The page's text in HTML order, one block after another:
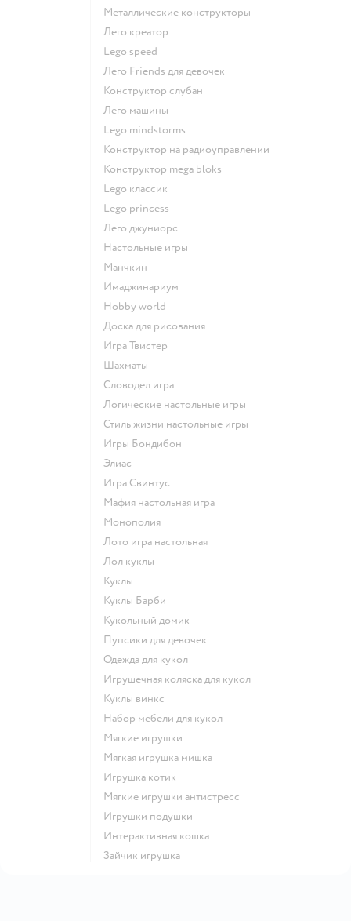
Металлические конструкторы
Лего креатор
Lego speed
Лего Friends для девочек
Конструктор слубан
Лего машины
Lego mindstorms
Конструктор на радиоуправлении
Конструктор mega bloks
Lego классик
Lego princess
Лего джуниорс
Настольные игры
Манчкин
Имаджинариум
Hobby world
Доска для рисования
Игра Твистер
Шахматы
Словодел игра
Логические настольные игры
Стиль жизни настольные игры
Игры Бондибон
Элиас
Игра Свинтус
Мафия настольная игра
Монополия
Лото игра настольная
Лол куклы
Куклы
Куклы Барби
Кукольный домик
Пупсики для девочек
Одежда для кукол
Игрушечная коляска для кукол
Куклы винкс
Набор мебели для кукол
Мягкие игрушки
Мягкая игрушка мишка
Игрушка котик
Мягкие игрушки антистресс
Игрушки подушки
Интерактивная кошка
Зайчик игрушка